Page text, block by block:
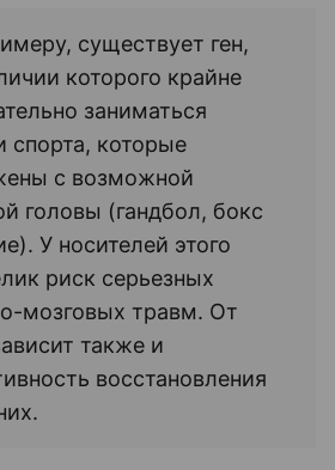
существует ген,
которого крайне
заниматься
спорта, которые
с возможной
головы (гандбол, бокс
У носителей этого
риск серьезных
мозговых травм. От
также и
восстановления